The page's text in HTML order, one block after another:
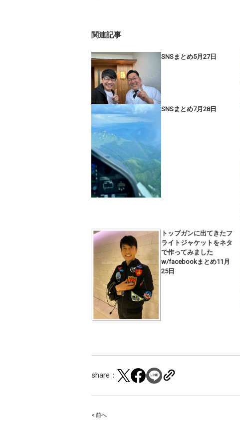
関連記事
SNSまとめ5月27日
SNSまとめ7月28日
トップガンに出てきたフ
ライトジャケットをネタ
で作ってみました
w/facebookまとめ11月
25日
share：
Post
< 前へ